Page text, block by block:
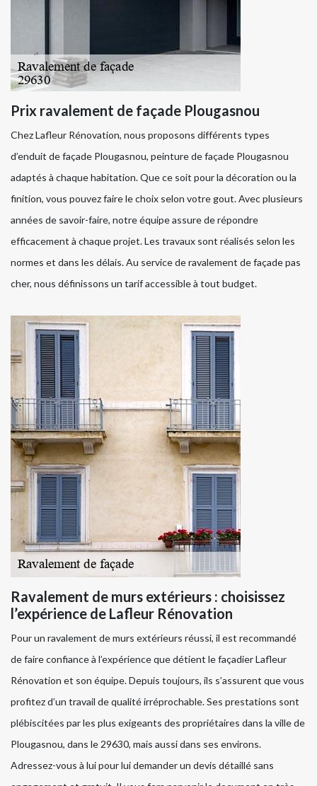
Prix ravalement de façade Plougasnou
Chez Lafleur Rénovation, nous proposons différents types
d’enduit de façade Plougasnou, peinture de façade Plougasnou
adaptés à chaque habitation. Que ce soit pour la décoration ou la
finition, vous pouvez faire le choix selon votre gout. Avec plusieurs
années de savoir-faire, notre équipe assure de répondre
efficacement à chaque projet. Les travaux sont réalisés selon les
normes et dans les délais. Au service de ravalement de façade pas
cher, nous définissons un tarif accessible à tout budget.
Ravalement de murs extérieurs : choisissez
l’expérience de Lafleur Rénovation
Pour un ravalement de murs extérieurs réussi, il est recommandé
de faire confiance à l’expérience que détient le façadier Lafleur
Rénovation et son équipe. Depuis toujours, ils s’assurent que vous
profitez d’un travail de qualité irréprochable. Ses prestations sont
plébiscitées par les plus exigeants des propriétaires dans la ville de
Plougasnou, dans le 29630, mais aussi dans ses environs.
Adressez-vous à lui pour lui demander un devis détaillé sans